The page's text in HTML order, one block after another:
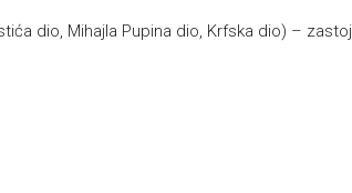
dio, Mihajla Pupina dio, Krfska dio) – zastoj